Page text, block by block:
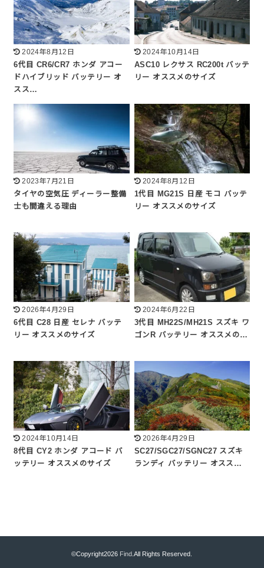
2024年8月12日
6代目 CR6/CR7 ホンダ アコー
ドハイブリッド バッテリー オ
スス…
2024年10月14日
ASC10 レクサス RC200t バッテ
リー オススメのサイズ
2023年7月21日
タイヤの空気圧 ディーラー整備
士も間違える理由
2024年8月12日
1代目 MG21S 日産 モコ バッテ
リー オススメのサイズ
2026年4月29日
6代目 C28 日産 セレナ バッテ
リー オススメのサイズ
2024年6月22日
3代目 MH22S/MH21S スズキ ワ
ゴンR バッテリー オススメの…
2024年10月14日
8代目 CY2 ホンダ アコード バ
ッテリー オススメのサイズ
2026年4月29日
SC27/SGC27/SGNC27 スズキ
ランディ バッテリー オスス…
©Copyright2026 Find .All Rights Reserved.